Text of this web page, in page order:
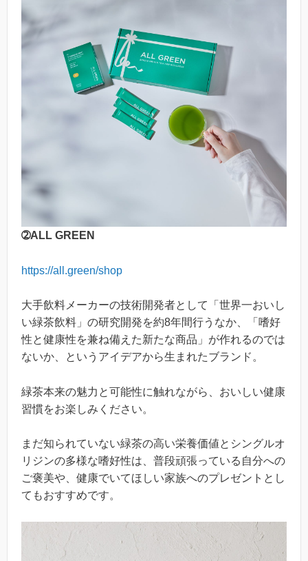
➁ALL GREEN
https://all.green/shop
大手飲料メーカーの技術開発者として「世界一おいし
い緑茶飲料」の研究開発を約8年間行うなか、「嗜好
性と健康性を兼ね備えた新たな商品」が作れるのでは
ないか、というアイデアから生まれたブランド。
緑茶本来の魅力と可能性に触れながら、おいしい健康
習慣をお楽しみください。
まだ知られていない緑茶の高い栄養価値とシングルオ
リジンの多様な嗜好性は、普段頑張っている自分への
ご褒美や、健康でいてほしい家族へのプレゼントとし
てもおすすめです。